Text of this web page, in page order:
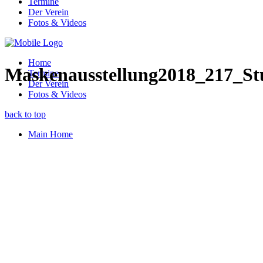
Der Verein
Fotos & Videos
Home
Termine
Der Verein
Fotos & Videos
back to top
Main Home